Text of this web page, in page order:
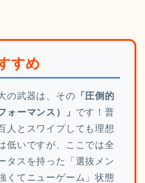
すめ
の武器は、その 「圧倒的
ォーマンス）」 です！普
人とスワイプしても理想
低いですが、ここでは全
タスを持った「選抜メン
くてニューゲーム」状態